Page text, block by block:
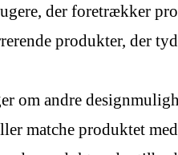
der foretrækker
produkter, der
om andre
matche produktet